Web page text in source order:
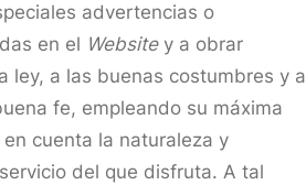
advertencias o
en el Websitey a obrar
ley, a las buenas costumbres y a
fe, empleando su máxima
cuenta la naturaleza y
del que disfruta. A tal